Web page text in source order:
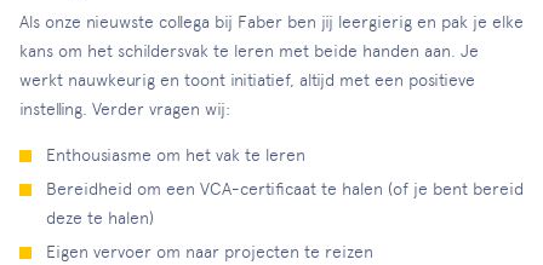
Als onze nieuwste collega bij Faber ben jij leergierig en pak je elke
kans om het schildersvak te leren met beide handen aan. Je
werkt nauwkeurig en toont initiatief, altijd met een positieve
instelling. Verder vragen wij:
Enthousiasme om het vak te leren
Bereidheid om een VCA-certificaat te halen (of je bent bereid
deze te halen)
Eigen vervoer om naar projecten te reizen